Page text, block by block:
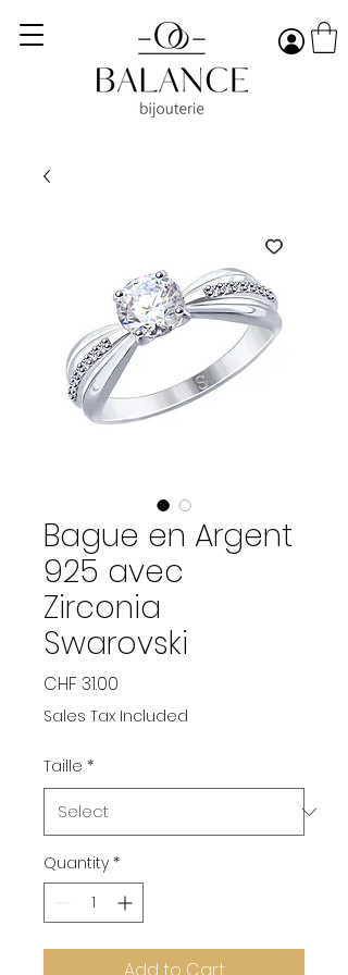
Bague en Argent
925 avec
Zirconia
Swarovski
CHF 31.00
Sales Tax Included
Taille *
Quantity *